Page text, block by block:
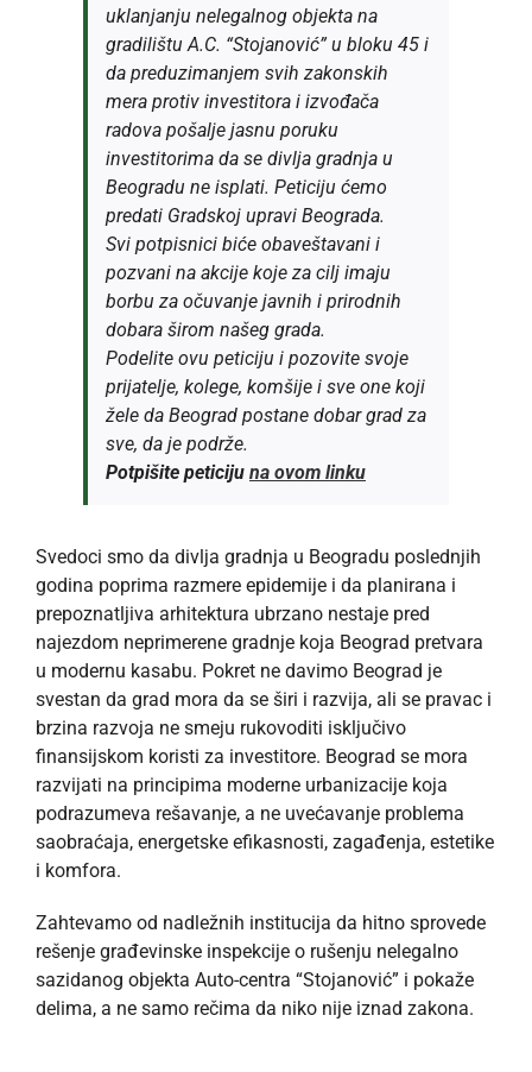
uklanjanju nelegalnog objekta na
gradilištu A.C. “Stojanović” u bloku 45 i
da preduzimanjem svih zakonskih
mera protiv investitora i izvođača
radova pošalje jasnu poruku
investitorima da se divlja gradnja u
Beogradu ne isplati. Peticiju ćemo
predati Gradskoj upravi Beograda.
Svi potpisnici biće obaveštavani i
pozvani na akcije koje za cilj imaju
borbu za očuvanje javnih i prirodnih
dobara širom našeg grada.
Podelite ovu peticiju i pozovite svoje
prijatelje, kolege, komšije i sve one koji
žele da Beograd postane dobar grad za
sve, da je podrže.
Potpišite peticiju na ovom linku
Svedoci smo da divlja gradnja u Beogradu poslednjih
godina poprima razmere epidemije i da planirana i
prepoznatljiva arhitektura ubrzano nestaje pred
najezdom neprimerene gradnje koja Beograd pretvara
u modernu kasabu. Pokret ne davimo Beograd je
svestan da grad mora da se širi i razvija, ali se pravac i
brzina razvoja ne smeju rukovoditi isključivo
finansijskom koristi za investitore. Beograd se mora
razvijati na principima moderne urbanizacije koja
podrazumeva rešavanje, a ne uvećavanje problema
saobraćaja, energetske efikasnosti, zagađenja, estetike
i komfora.
Zahtevamo od nadležnih institucija da hitno sprovede
rešenje građevinske inspekcije o rušenju nelegalno
sazidanog objekta Auto-centra “Stojanović” i pokaže
delima, a ne samo rečima da niko nije iznad zakona.